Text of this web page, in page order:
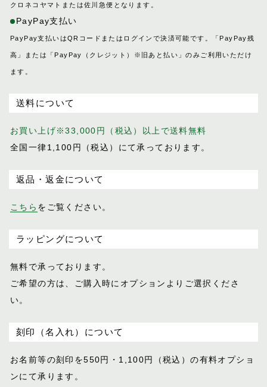
クロネコヤマトまたは佐川急便となります。
PayPay支払い
PayPay支払いはQRコードまたはログインで決済可能です。「PayPay残
高」または「PayPay（クレジット）※旧あと払い」のみご利用いただけ
ます。
送料について
お買い上げ※33,000円（税込）以上で送料無料
全国一律1,100円（税込）にて承っております。
返品・返金について
こちら をご覧ください。
ラッピングについて
無料で承っております。
ご希望の方は、ご購入時にオプションより ご選択くださ
い。
刻印（名入れ）について
お名前等の刻印を550円・1,100円（税込）の有料オプショ
ンにて承ります。